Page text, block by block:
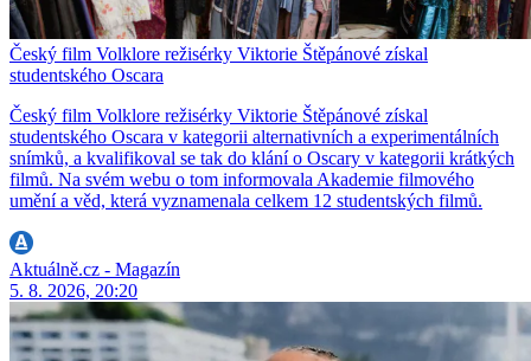
Český film Volklore režisérky Viktorie Štěpánové získal
studentského Oscara
Český film Volklore režisérky Viktorie Štěpánové získal
studentského Oscara v kategorii alternativních a experimentálních
snímků, a kvalifikoval se tak do klání o Oscary v kategorii krátkých
filmů. Na svém webu o tom informovala Akademie filmového
umění a věd, která vyznamenala celkem 12 studentských filmů.
Aktuálně.cz - Magazín
5. 8. 2026, 20:20